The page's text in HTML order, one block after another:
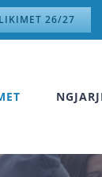
26/27